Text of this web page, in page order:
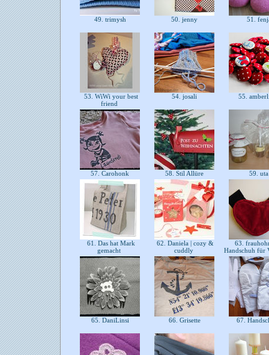
49. trimysh 50. jenny 51.
53. WiWi your best
friend
54. josali 55.
57. Carohonk 58. Stil Allüre 59.
61. Das hat Mark
gemacht
62. Daniela | cozy &
cuddly
63.
Handschuh für
65. DaniLinsi 66. Grisette 67.